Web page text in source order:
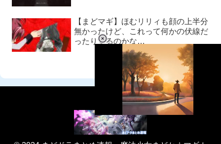
U
n
L
o
a
【まどマギ】ほむリリィも顔の上半分
無かったけど、これって何かの伏線だ
ったりするのかな…